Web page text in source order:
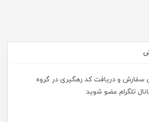
و دریافت کد رهگیری در گروه
تلگرام عضو شوید